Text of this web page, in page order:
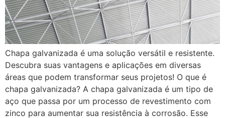
Chapa galvanizada é uma solução versátil e resistente.
Descubra suas vantagens e aplicações em diversas
áreas que podem transformar seus projetos! O que é
chapa galvanizada? A chapa galvanizada é um tipo de
aço que passa por um processo de revestimento com
zinco para aumentar sua resistência à corrosão. Esse